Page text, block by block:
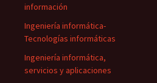
información
Ingeniería informática-
Tecnologías informáticas
Ingeniería informática,
servicios y aplicaciones